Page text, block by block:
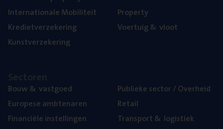
Inter­na­ti­o­na­le Mobiliteit
Kre­diet­ver­ze­ke­ring
Kunst­ver­ze­ke­ring
Pro­per­ty
Voer­tuig& vloot
Bouw& vastgoed
Euro­pe­se ambtenaren
Finan­ci­ë­le instellingen
Publie­ke sec­tor / Overheid
Retail
Trans­port& logistiek